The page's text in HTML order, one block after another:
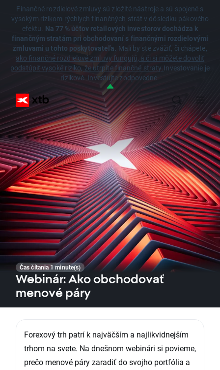
Finančné rozdielové zmluvy sú zložité nástroje a sú spojené s
vysokým rizikom rýchlych finančných strát v dôsledku pákového
efektu. Na 77 % účtov retailových investorov dochádza k
finančným stratám pri obchodovaní s finančnými rozdielovými
zmluvami u tohto poskytovateľa. Mali by ste zvážiť, či chápete,
ako finančné rozdielové zmluvy fungujú, a či si môžete dovoliť
podstúpiť vysoké riziko, že utrpíte finančné straty.Investovanie je
rizikové. Investujte zodpovedne.
Čas čítania 1 minute(s)
Webinár: Ako obchodovať
menové páry
Forexový trh patrí k najväčším a najlikvidnejším
trhom na svete. Na dnešnom webinári si povieme,
prečo menové páry zaradiť do svojho portfólia a